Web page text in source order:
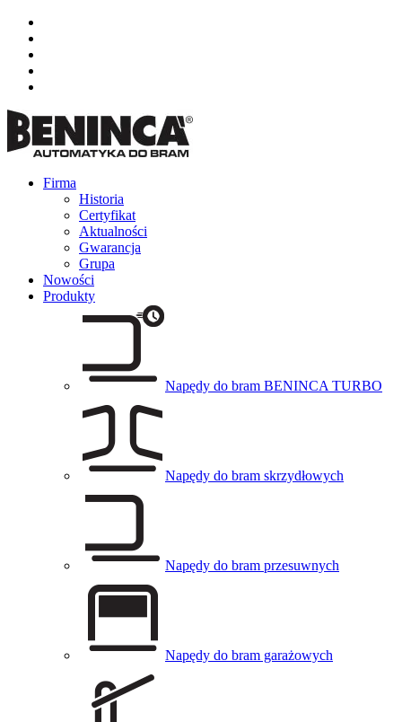
Firma
Historia
Certyfikat
Aktualności
Gwarancja
Grupa
Nowości
Produkty
Napędy do bram BENINCA TURBO
Napędy do bram skrzydłowych
Napędy do bram przesuwnych
Napędy do bram garażowych